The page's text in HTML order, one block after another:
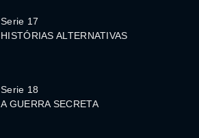
Serie 17
HISTÓRIAS ALTERNATIVAS
Serie 18
A GUERRA SECRETA